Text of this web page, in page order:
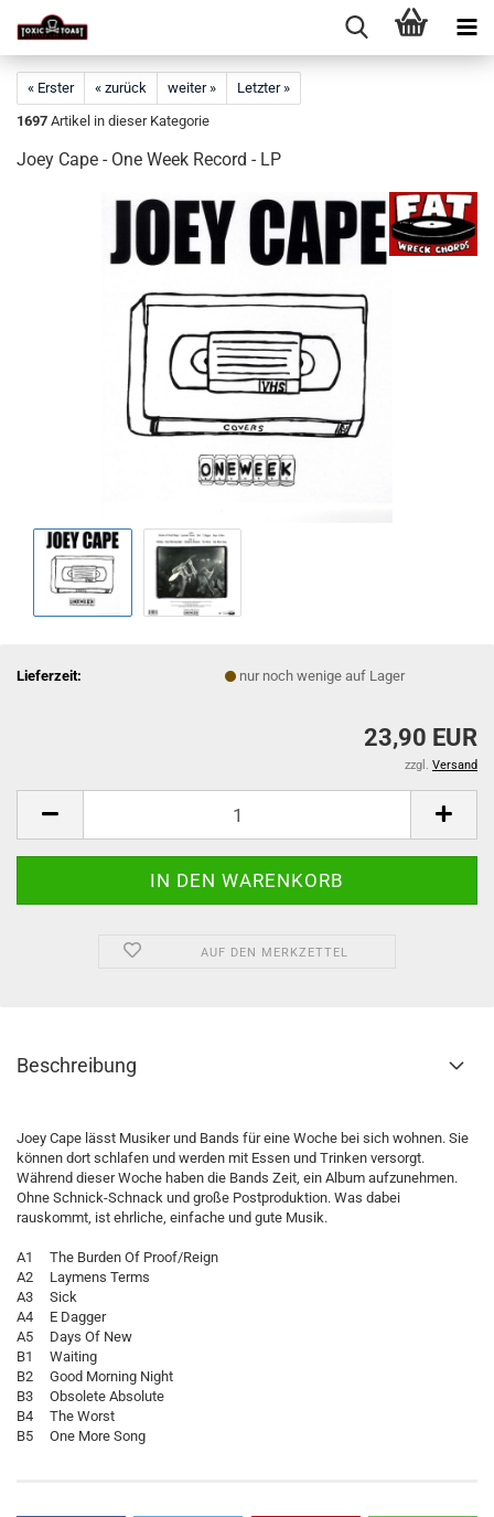
« Erster « zurück weiter »
Letzter »
1697 Artikel in dieser Kategorie
Joey Cape - One Week Record - LP
Lieferzeit: nur noch wenige auf Lager
23,90 EUR
zzgl. Versand
AUF DEN MERKZETTEL
Beschreibung
Joey Cape lässt Musiker und Bands für eine Woche bei sich wohnen. Sie
können dort schlafen und werden mit Essen und Trinken versorgt.
Während dieser Woche haben die Bands Zeit, ein Album aufzunehmen.
Ohne Schnick-Schnack und große Postproduktion. Was dabei
rauskommt, ist ehrliche, einfache und gute Musik.
A1 The Burden Of Proof/Reign
A2 Laymens Terms
A3 Sick
A4 E Dagger
A5 Days Of New
B1 Waiting
B2 Good Morning Night
B3 Obsolete Absolute
B4 The Worst
B5 One More Song